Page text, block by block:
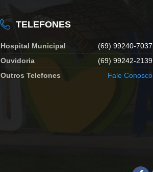
TELEFONES
Hospital Municipal
(69) 99240-7037
Ouvidoria
(69) 99242-2139
Outros Telefones
Fale Conosco